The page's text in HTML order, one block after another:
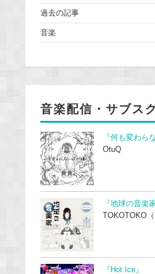
過去の記事
音楽
音楽配信・サブスク
『何も変わら
OtuQ
『地球の音楽家
TOKOTOKO（
『Hot Ice』